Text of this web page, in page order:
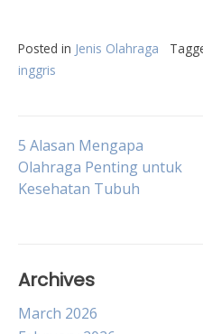
Posted in Jenis Olahraga
inggris
Post
navigation
5 Alasan Mengapa
Olahraga Penting untuk
Kesehatan Tubuh
Archives
March 2026